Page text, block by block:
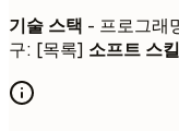
기술 스택 - 프로그래
구: [목록] 소프트 스킬